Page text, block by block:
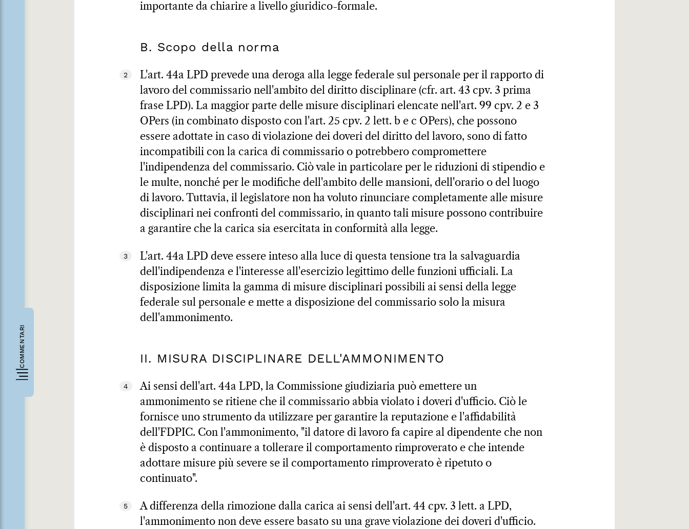
COMMENTARI
importante da chiarire a livello giuridico-formale.
B. Scopo della norma
2
L'art. 44a LPD prevede una deroga alla legge federale sul personale per il rapporto di
lavoro del commissario nell'ambito del diritto disciplinare (cfr. art. 43 cpv. 3 prima
frase LPD). La maggior parte delle misure disciplinari elencate nell'art. 99 cpv. 2 e 3
OPers (in combinato disposto con l'art. 25 cpv. 2 lett. b e c OPers), che possono
essere adottate in caso di violazione dei doveri del diritto del lavoro, sono di fatto
incompatibili con la carica di commissario o potrebbero compromettere
l'indipendenza del commissario. Ciò vale in particolare per le riduzioni di stipendio e
le multe, nonché per le modifiche dell'ambito delle mansioni, dell'orario o del luogo
di lavoro. Tuttavia, il legislatore non ha voluto rinunciare completamente alle misure
disciplinari nei confronti del commissario, in quanto tali misure possono contribuire
a garantire che la carica sia esercitata in conformità alla legge.
3
L'art. 44a LPD deve essere inteso alla luce di questa tensione tra la salvaguardia
dell'indipendenza e l'interesse all'esercizio legittimo delle funzioni ufficiali. La
disposizione limita la gamma di misure disciplinari possibili ai sensi della legge
federale sul personale e mette a disposizione del commissario solo la misura
dell'ammonimento.
II. MISURA DISCIPLINARE DELL'AMMONIMENTO
4
Ai sensi dell'art. 44a LPD, la Commissione giudiziaria può emettere un
ammonimento se ritiene che il commissario abbia violato i doveri d'ufficio. Ciò le
fornisce uno strumento da utilizzare per garantire la reputazione e l'affidabilità
dell'FDPIC. Con l'ammonimento, "il datore di lavoro fa capire al dipendente che non
è disposto a continuare a tollerare il comportamento rimproverato e che intende
adottare misure più severe se il comportamento rimproverato è ripetuto o
continuato".
5
A differenza della rimozione dalla carica ai sensi dell'art. 44 cpv. 3 lett. a LPD,
l'ammonimento non deve essere basato su una grave violazione dei doveri d'ufficio.